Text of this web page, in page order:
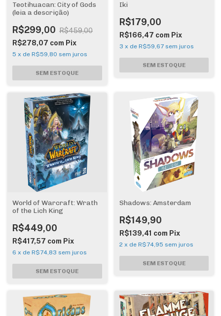
Teotihuacan: City of Gods
(leia a descrição)
R$299,00 R$459,00
R$278,07 com Pix
5 x de R$59,80 sem juros
Iki
R$179,00
R$166,47 com Pix
3 x de R$59,67 sem juros
World of Warcraft: Wrath
of the Lich King
R$449,00
R$417,57 com Pix
6 x de R$74,83 sem juros
Shadows: Amsterdam
R$149,90
R$139,41 com Pix
2 x de R$74,95 sem juros